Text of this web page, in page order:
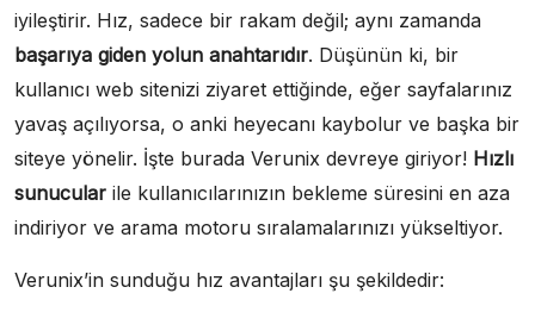
iyileştirir. Hız, sadece bir rakam değil; aynı zamanda
başarıya giden yolun anahtarıdır. Düşünün ki, bir
kullanıcı web sitenizi ziyaret ettiğinde, eğer sayfalarınız
yavaş açılıyorsa, o anki heyecanı kaybolur ve başka bir
siteye yönelir. İşte burada Verunix devreye giriyor! Hızlı
sunucular ile kullanıcılarınızın bekleme süresini en aza
indiriyor ve arama motoru sıralamalarınızı yükseltiyor.
Verunix’in sunduğu hız avantajları şu şekildedir: